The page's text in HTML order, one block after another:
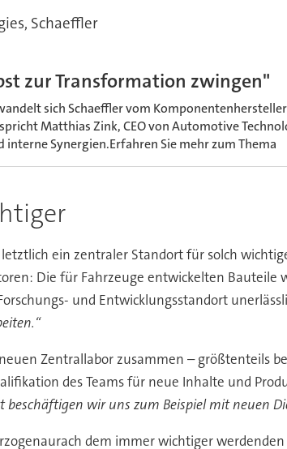
Schaeffler
zur Transformation zwingen"
sich Schaeffler vom
Matthias Zink, CEO von Automotive
Synergien.Erfahren Sie mehr zum Thema
ein zentraler Standort für solch
Die für Fahrzeuge entwickelten Bauteile
und Entwicklungsstandort
Zentrallabor zusammen – größtenteils
des Teams für neue Inhalte und
wir uns zum Beispiel mit neuen
dem immer wichtiger